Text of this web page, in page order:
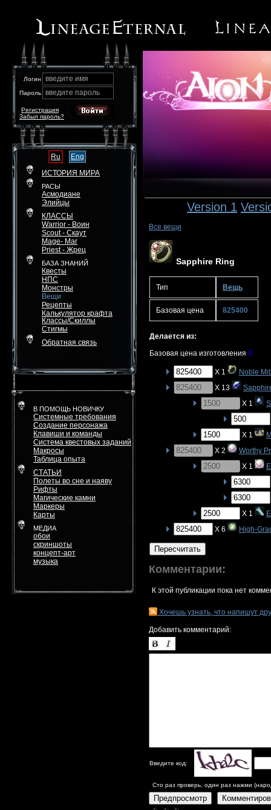
Логин введите имя
Пароль введите пароль
Забыл пароль?
Регистрация
Ru
Eng
ИСТОРИЯ МИРА
РАСЫ
Асмодиане
Элийцы
КЛАССЫ
Warrior - Воин
Scout - Скаут
Mage- Маг
Priest - Жрец
БАЗА ЗНАНИЙ
Квесты
НПС
Монстры
Вещи
Рецепты
Калькулятор крафта
Классы/Скиллы
Стигмы
Обратная связь
В ПОМОЩЬ НОВИЧКУ
Системные требования
Создание персонажа
Клавиши и команды
Система квестовых заданий
Макросы
Таблица опыта
СТАТЬИ
Полеты во сне и наяву
Рифты
Магические камни
Маркеры
Карты
МЕДИА
обои
скриншоты
концепт-арт
музыка
Version 1
Все вещи
Sapphire Ring
Тип Вещь
Базовая цена 825400
Делается из:
Базовая цена изготовления 0
X 1
Noble
X 13
X 1
X 1
X 2
Worthy
X 1
X 1
X 6
High-
Пересчитать
Комментарии:
К этой публикации пока нет
Хочешь узнать, что напишут
Добавить комментарий:
Введите код:
Сто раз проверь, один раз нажми
Предпросмотр